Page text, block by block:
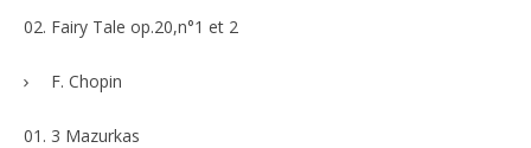
Fairy Tale op.20,n°1 et 2
F. Chopin
3 Mazurkas